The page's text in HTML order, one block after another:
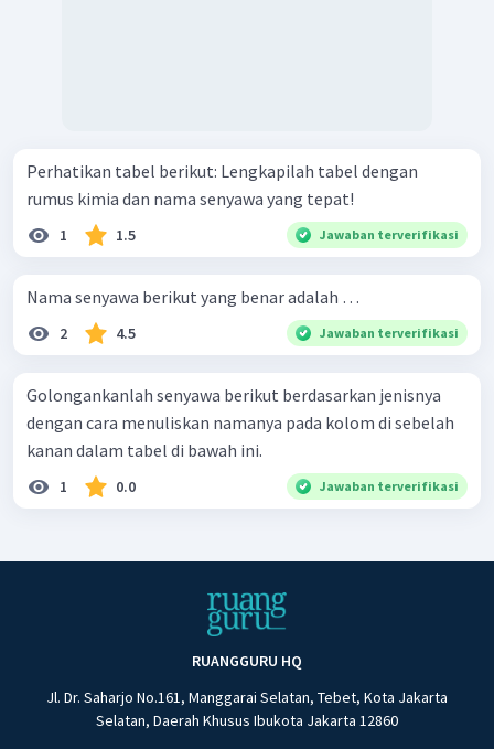
Perhatikan tabel berikut: Lengkapilah tabel dengan
rumus kimia dan nama senyawa yang tepat!
1 1.5 Jawaban terverifikasi
Nama senyawa berikut yang benar adalah …
2 4.5 Jawaban terverifikasi
Golongankanlah senyawa berikut berdasarkan jenisnya
dengan cara menuliskan namanya pada kolom di sebelah
kanan dalam tabel di bawah ini.
1 0.0 Jawaban terverifikasi
RUANGGURU HQ
Jl. Dr. Saharjo No.161, Manggarai Selatan, Tebet, Kota Jakarta
Selatan, Daerah Khusus Ibukota Jakarta 12860